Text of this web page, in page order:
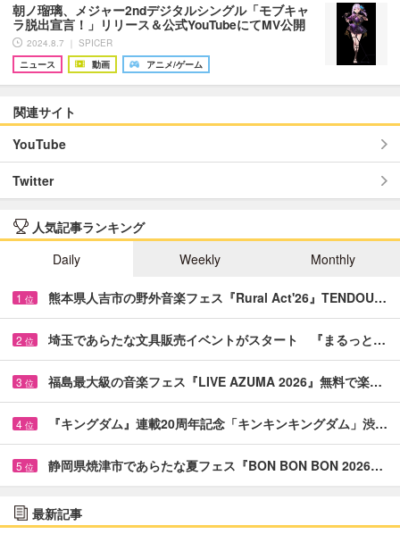
朝ノ瑠璃、メジャー2ndデジタルシングル「モブキャ
ラ脱出宣言！」リリース＆公式YouTubeにてMV公開
2024.8.7 ｜ SPICER
ニュース
動画 アニメ/ゲーム
関連サイト
YouTube
Twitter
人気記事ランキング
Daily
Weekly Monthly
1 位 熊本県人吉市の野外音楽フェス『Rural Act'26』TENDOU…
2 位 埼玉であらたな文具販売イベントがスタート 『まるっと…
3 位 福島最大級の音楽フェス『LIVE AZUMA 2026』無料で楽…
4 位 『キングダム』連載20周年記念「キンキンキングダム」渋…
5 位 静岡県焼津市であらたな夏フェス『BON BON BON 2026…
最新記事